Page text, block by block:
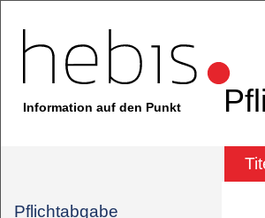
Information auf den Punkt
Pflichtabgabe